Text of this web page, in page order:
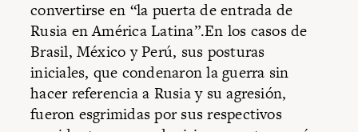
convertirse en “la puerta de entrada de
Rusia en América Latina”.En los casos de
Brasil, México y Perú, sus posturas
iniciales, que condenaron la guerra sin
hacer referencia a Rusia y su agresión,
fueron esgrimidas por sus respectivos